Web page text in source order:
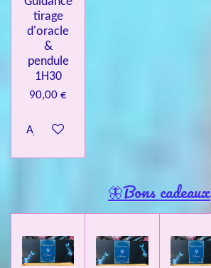
tirage
d'oracle
&
pendule
1H30
90,00 €
Ajouter au panier
🦋Bons cadeaux